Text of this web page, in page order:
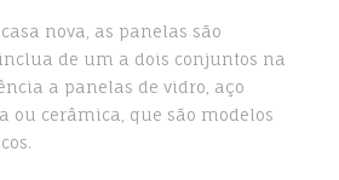
nova, as panelas são
de um a dois conjuntos na
a panelas de vidro, aço
ou cerâmica, que são modelos